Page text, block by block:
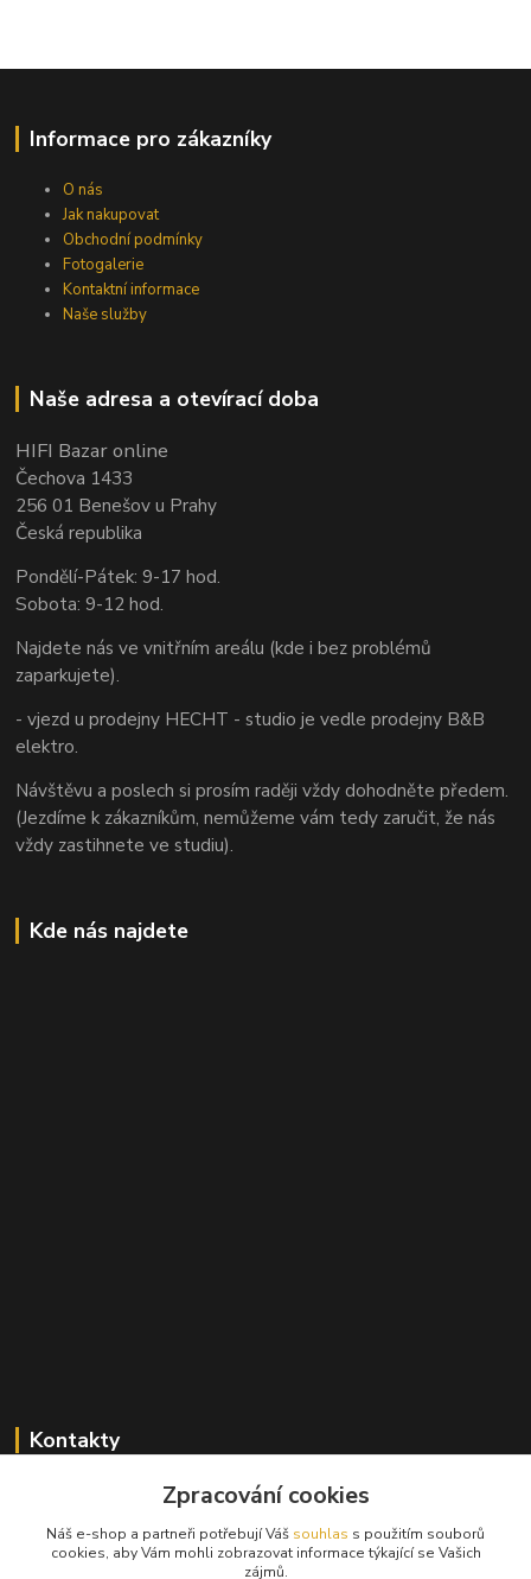
Informace pro zákazníky
O nás
Jak nakupovat
Obchodní podmínky
Fotogalerie
Kontaktní informace
Naše služby
Naše adresa a otevírací doba
HIFI Bazar online
Čechova 1433
256 01 Benešov u Prahy
Česká republika
Pondělí-Pátek: 9-17 hod.
Sobota: 9-12 hod.
Najdete nás ve vnitřním areálu (kde i bez problémů
zaparkujete).
- vjezd u prodejny HECHT - studio je vedle prodejny B&B
elektro.
Návštěvu a poslech si prosím raději vždy dohodněte předem.
(Jezdíme k zákazníkům, nemůžeme vám tedy zaručit, že nás
vždy zastihnete ve studiu).
Kde nás najdete
Kontakty
+420 603 824 940
info@hifibazar.online
Zpracování cookies
Náš e-shop a partneři potřebují Váš souhlas s použitím souborů
cookies, aby Vám mohli zobrazovat informace týkající se Vašich
zájmů.